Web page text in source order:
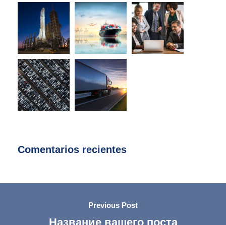
Comentarios recientes
Previous Post
Название вашего поста